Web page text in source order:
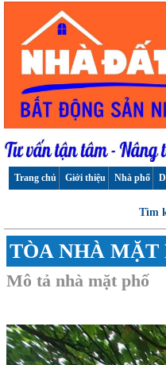
Trang chủ Giới thiệu Nhà phố
Tìm
TÒA NHÀ MẶT
Mô tả nhà mặt phố